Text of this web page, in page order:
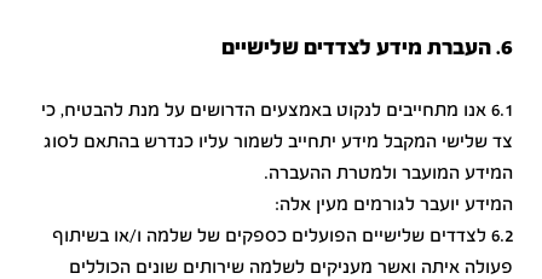
6. העברת מידע לצדדים שלישיים
6.1 אנו מתחייבים לנקוט באמצעים הדרושים על מנת להבטיח, כי
צד שלישי המקבל מידע יתחייב לשמור עליו כנדרש בהתאם לסוג
המידע המועבר ולמטרת ההעברה.
המידע יועבר לגורמים מעין אלה:
6.2 לצדדים שלישיים הפועלים כספקים של שלמה ו/או בשיתוף
פעולה איתה ואשר מעניקים לשלמה שירותים שונים הכוללים